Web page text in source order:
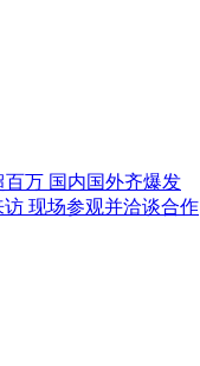
百万 国内国外齐爆发
现场参观并洽谈合作